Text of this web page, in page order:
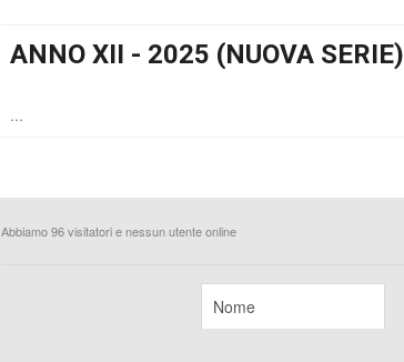
ANNO XII - 2025 (NUOVA SERIE)
...
Abbiamo 96 visitatori e nessun utente online